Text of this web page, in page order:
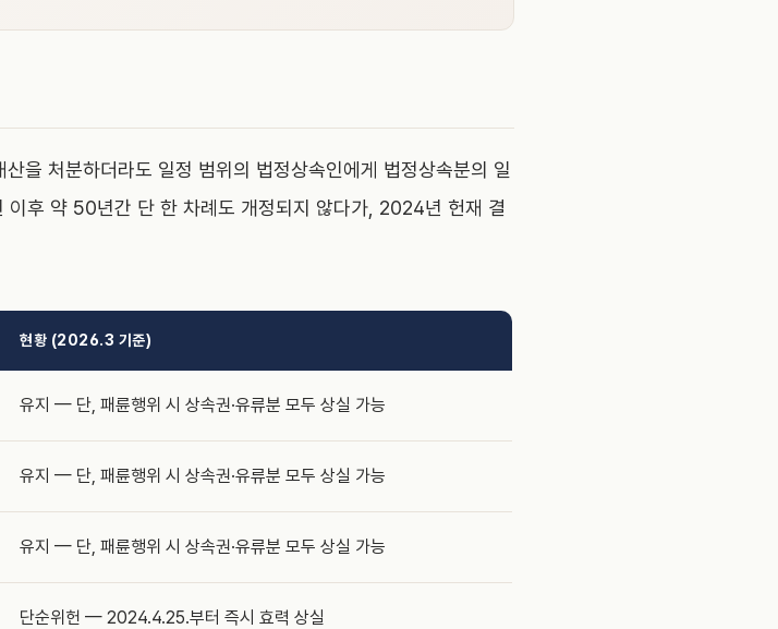
을 처분하더라도 일정 범위의 법정상속인에게 법정상속분의 일
후 약 50년간 단 한 차례도 개정되지 않다가, 2024년 헌재 결
현황 (2026.3 기준)
유지 — 단, 패륜행위 시 상속권·유류분 모두 상실 가능
유지 — 단, 패륜행위 시 상속권·유류분 모두 상실 가능
유지 — 단, 패륜행위 시 상속권·유류분 모두 상실 가능
단순위헌 — 2024.4.25.부터 즉시 효력 상실